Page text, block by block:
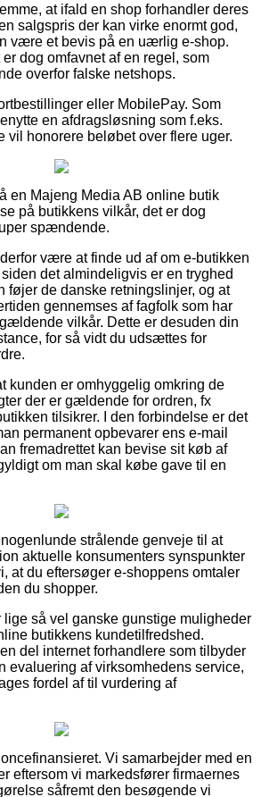
at ifald en shop forhandler deres
salgspris der kan virke enormt god,
være et bevis på en uærlig e-shop.
dog omfavnet af en regel, som
overfor falske netshops.
eller MobilePay. Som
en afdragsløsning som f.eks.
vil honorere beløbet over flere uger.
en Majeng Media AB online butik
på butikkens vilkår, det er dog
spændende.
være at finde ud af om e-butikken
det almindeligvis er en tryghed
føjer de danske retningslinjer, og at
gennemses af fagfolk som har
vilkår. Dette er desuden din
for så vidt du udsættes for
kunden er omhyggelig omkring de
der er gældende for ordren, fx
tilsikrer. I den forbindelse er det
permanent opbevarer ens e-mail
fremadrettet kan bevise sit køb af
om man skal købe gave til en
strålende genveje til at
aktuelle konsumenters synspunkter
at du eftersøger e-shoppens omtaler
du shopper.
lige så vel ganske gunstige muligheder
butikkens kundetilfredshed.
del internet forhandlere som tilbyder
evaluering af virksomhedens service,
fordel af til vurdering af
Vi samarbejder med en
eftersom vi markedsfører firmaernes
såfremt den besøgende vi